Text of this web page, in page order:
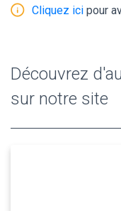
Cliquez ici pour
Découvrez
sur notre site